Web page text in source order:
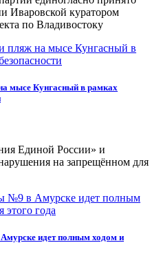
Иваровской куратором
по Владивостоку
мысе Кунгасный в рамках
Единой России» и
на запрещённом для
идет полным ходом и